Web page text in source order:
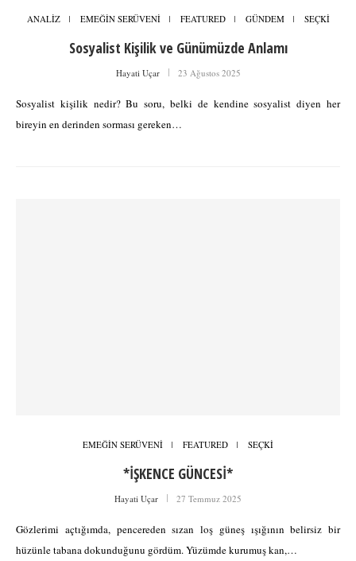
ANALİZ EMEĞİN SERÜVENİ FEATURED GÜNDEM SEÇKİ
Sosyalist Kişilik ve Günümüzde Anlamı
Hayati Uçar 23 Ağustos 2025
Sosyalist kişilik nedir? Bu soru, belki de kendine sosyalist diyen her
bireyin en derinden sorması gereken…
EMEĞİN SERÜVENİ FEATURED SEÇKİ
*İŞKENCE GÜNCESİ*
Hayati Uçar 27 Temmuz 2025
Gözlerimi açtığımda, pencereden sızan loş güneş ışığının belirsiz bir
hüzünle tabana dokunduğunu gördüm. Yüzümde kurumuş kan,…